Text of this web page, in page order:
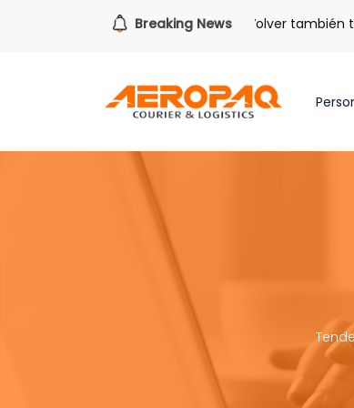
Breaking News
Para todo lo que viene. Volver también